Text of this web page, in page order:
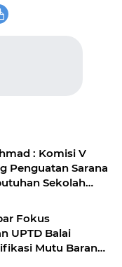
: Komisi V
Penguatan Sarana
Sekolah
Fokus
UPTD Balai
Mutu Barang